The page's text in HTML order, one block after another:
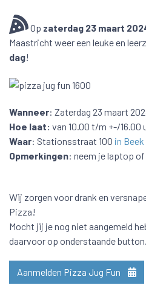
Op zaterdag 23 maart
Maastricht weer een leuke en
dag!
Wanneer: Zaterdag 23 maart
Hoe laat: van 10.00 t/m +-/16.00
Waar: Stationsstraat 100 in Beek
Opmerkingen: neem je laptop
Wij zorgen voor drank en
Pizza!
Mocht jij je nog niet aangemeld
daarvoor op onderstaande button.
Aanmelden Pizza Jug Fun